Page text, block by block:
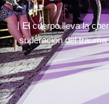
El cuerpo lleva la
superación del